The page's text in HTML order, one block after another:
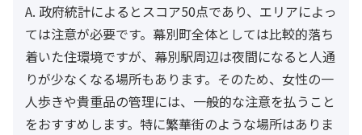
A. 政府統計によるとスコア50点であり、エリアによっ
ては注意が必要です。幕別町全体としては比較的落ち
着いた住環境ですが、幕別駅周辺は夜間になると人通
りが少なくなる場所もあります。そのため、女性の一
人歩きや貴重品の管理には、一般的な注意を払うこと
をおすすめします。特に繁華街のような場所はありま